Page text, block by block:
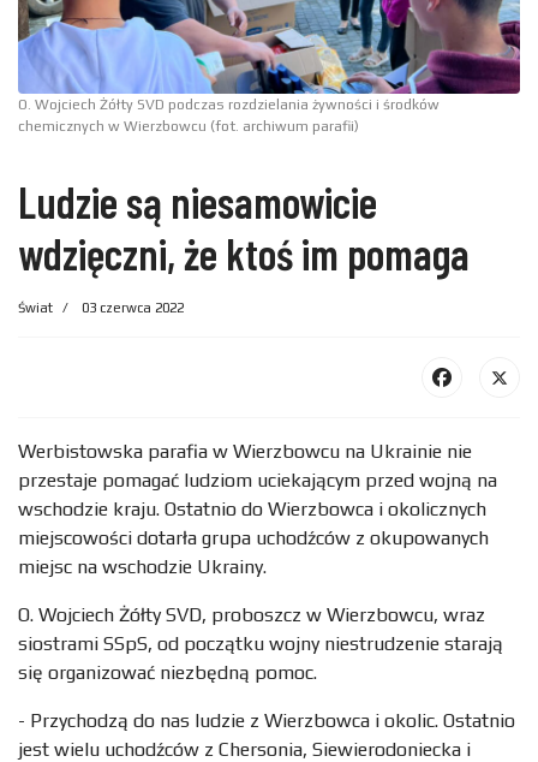
O. Wojciech Żółty SVD podczas rozdzielania żywności i środków
chemicznych w Wierzbowcu (fot. archiwum parafii)
Ludzie są niesamowicie
wdzięczni, że ktoś im pomaga
Świat 03 czerwca 2022
Werbistowska parafia w Wierzbowcu na Ukrainie nie
przestaje pomagać ludziom uciekającym przed wojną na
wschodzie kraju. Ostatnio do Wierzbowca i okolicznych
miejscowości dotarła grupa uchodźców z okupowanych
miejsc na wschodzie Ukrainy.
O. Wojciech Żółty SVD, proboszcz w Wierzbowcu, wraz
siostrami SSpS, od początku wojny niestrudzenie starają
się organizować niezbędną pomoc.
- Przychodzą do nas ludzie z Wierzbowca i okolic. Ostatnio
jest wielu uchodźców z Chersonia, Siewierodoniecka i